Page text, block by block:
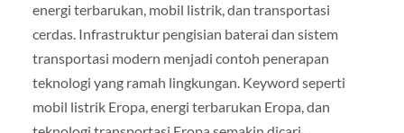
energi terbarukan, mobil listrik, dan transportasi
cerdas. Infrastruktur pengisian baterai dan sistem
transportasi modern menjadi contoh penerapan
teknologi yang ramah lingkungan. Keyword seperti
mobil listrik Eropa, energi terbarukan Eropa, dan